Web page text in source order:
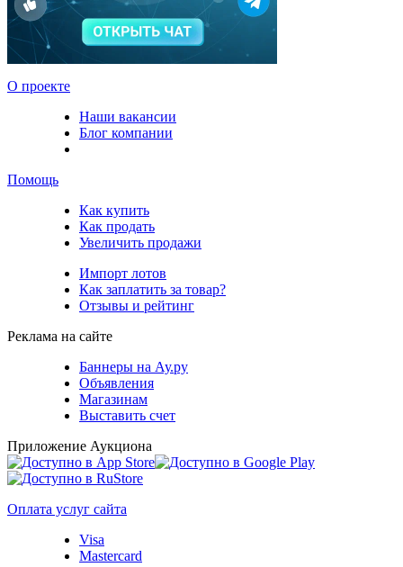
О проекте
Наши вакансии
Блог компании
Помощь
Как купить
Как продать
Увеличить продажи
Импорт лотов
Как заплатить за товар?
Отзывы и рейтинг
Реклама на сайте
Баннеры на Ау.ру
Объявления
Магазинам
Выставить счет
Приложение Аукциона
Оплата услуг сайта
Visa
Mastercard